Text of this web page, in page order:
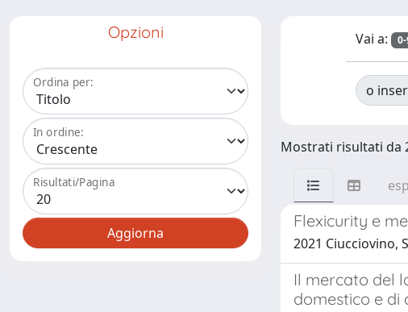
Opzioni
Ordina per:
In ordine:
Risultati/Pagina
Vai a:
o
Mostrati risultati da
Flexicurity e
2021 Ciucciovino,
Il mercato del
domestico e di